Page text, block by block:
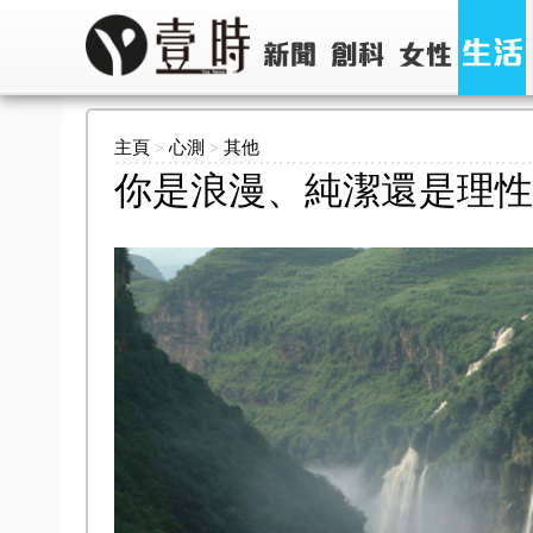
主頁 > 心測 > 其他
你是浪漫、純潔還是理